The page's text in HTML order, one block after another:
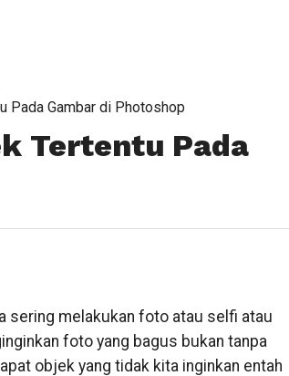
Pada Gambar di Photoshop
Tertentu Pada
sering melakukan foto atau selfi atau
foto yang bagus bukan tanpa
objek yang tidak kita inginkan entah